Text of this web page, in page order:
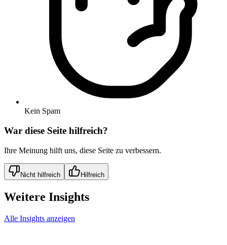
Kein Spam
War diese Seite hilfreich?
Ihre Meinung hilft uns, diese Seite zu verbessern.
Nicht hilfreich Hilfreich
Weitere Insights
Alle Insights anzeigen